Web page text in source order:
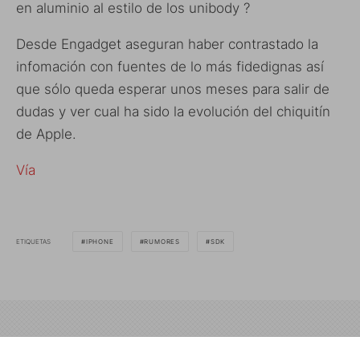
en aluminio al estilo de los unibody ?
Desde Engadget aseguran haber contrastado la
infomación con fuentes de lo más fidedignas así
que sólo queda esperar unos meses para salir de
dudas y ver cual ha sido la evolución del chiquitín
de Apple.
Vía
ETIQUETAS IPHONE RUMORES SDK